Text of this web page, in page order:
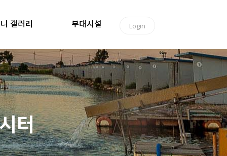
갤러리 부대시설 Login
터